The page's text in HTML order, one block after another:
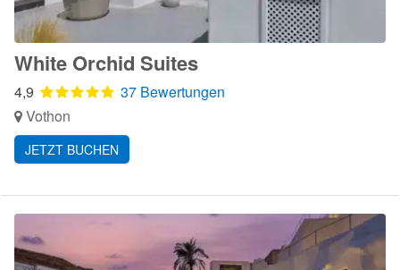
White Orchid Suites
4,9
37 Bewertungen
Vothon
JETZT BUCHEN